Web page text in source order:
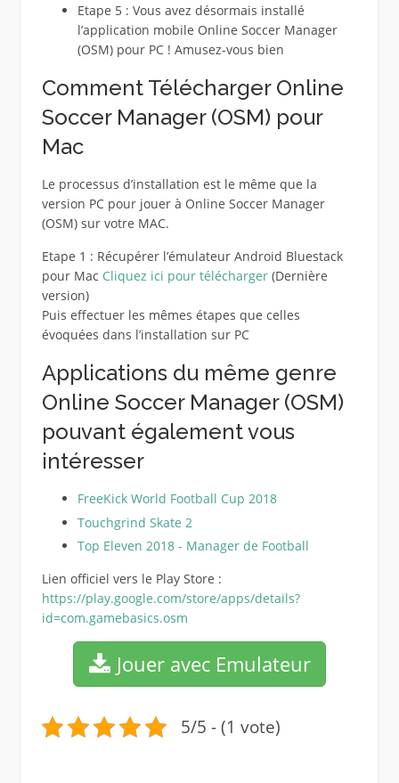
Etape 5 : Vous avez désormais installé
l’application mobile Online Soccer Manager
(OSM) pour PC ! Amusez-vous bien
Comment Télécharger Online
Soccer Manager (OSM) pour
Mac
Le processus d’installation est le même que la
version PC pour jouer à Online Soccer Manager
(OSM) sur votre MAC.
Etape 1 : Récupérer l’émulateur Android Bluestack
pour Mac Cliquez ici pour télécharger(Dernière
version)
Puis effectuer les mêmes étapes que celles
évoquées dans l’installation sur PC
Applications du même genre
Online Soccer Manager (OSM)
pouvant également vous
intéresser
FreeKick World Football Cup 2018
Touchgrind Skate 2
Top Eleven 2018 - Manager de Football
Lien officiel vers le Play Store :
https://play.google.com/store/apps/details?
id=com.gamebasics.osm
Jouer avec Emulateur
5/5 - (1 vote)